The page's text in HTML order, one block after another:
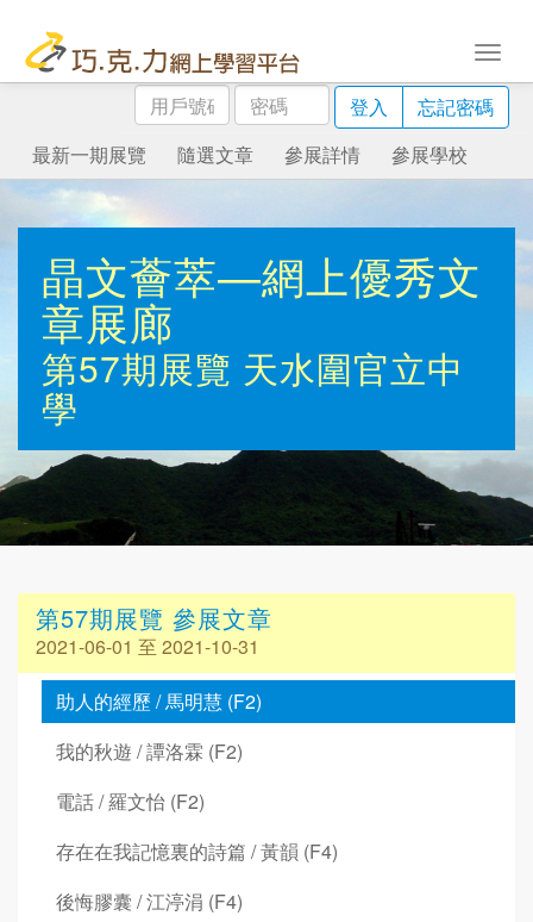
用
戶
號
碼
密
碼
登入
忘記密碼
最新一期展覽
隨選文章 參展詳情 參展學校
晶文薈萃—網上優秀文
章展廊
第57期展覽 天水圍官立中
學
第57期展覽 參展文章
2021-06-01 至 2021-10-31
助人的經歷 / 馬明慧 (F2)
我的秋遊 / 譚洛霖 (F2)
電話 / 羅文怡 (F2)
存在在我記憶裏的詩篇 / 黃韻 (F4)
後悔膠囊 / 江渟涓 (F4)